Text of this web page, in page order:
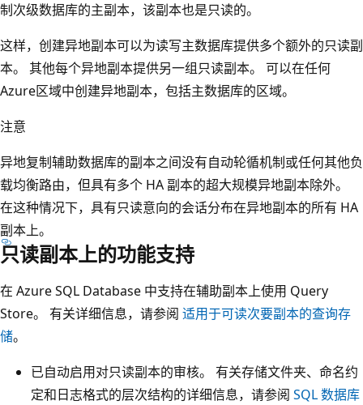
制次级数据库的主副本，该副本也是只读的。
这样，创建异地副本可以为读写主数据库提供多个额外的只读副
本。 其他每个异地副本提供另一组只读副本。 可以在任何
Azure区域中创建异地副本，包括主数据库的区域。
注意
异地复制辅助数据库的副本之间没有自动轮循机制或任何其他负
载均衡路由，但具有多个 HA 副本的超大规模异地副本除外。
在这种情况下，具有只读意向的会话分布在异地副本的所有 HA
副本上。
只读副本上的功能支持
在 Azure SQL Database 中支持在辅助副本上使用 Query
Store。 有关详细信息，请参阅 适用于可读次要副本的查询存
储。
已自动启用对只读副本的审核。 有关存储文件夹、命名约
定和日志格式的层次结构的详细信息，请参阅 SQL 数据库